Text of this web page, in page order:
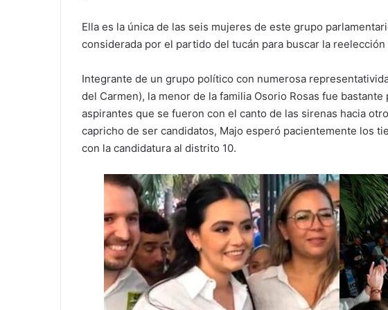
Ella es la única de las seis mujeres de este grupo
considerada por el partido del tucán para buscar la
Integrante de un grupo político con numerosa
del Carmen), la menor de la familia Osorio Rosas fue
aspirantes que se fueron con el canto de las sirenas hacia
capricho de ser candidatos, Majo esperó pacientemente los
con la candidatura al distrito 10.